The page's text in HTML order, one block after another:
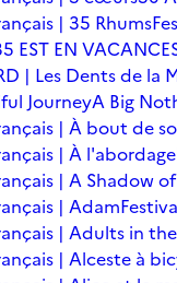
| 35 Rhums
EST EN
| Les Dents de la
JourneyA Big
| À bout de
| À l'abordage
| A Shadow
| Adam
| Adults in
| Alceste à